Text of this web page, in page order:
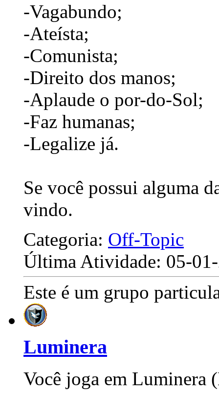
-Vagabundo;
-Ateísta;
-Comunista;
-Direito dos manos;
-Aplaude o por-do-Sol;
-Faz humanas;
-Legalize já.
Se você possui alguma
vindo.
Categoria: Off-Topic
Última Atividade: 05-
Este é um grupo
Luminera
Você joga em Luminera